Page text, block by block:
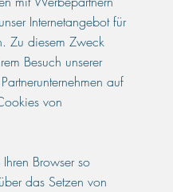
Internetangebot für
Zu diesem Zweck
Besuch unserer
auf
von
Browser so
das Setzen von